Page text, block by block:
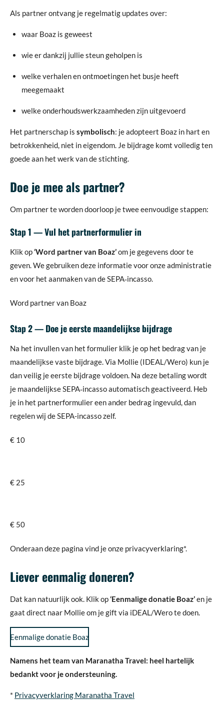
Als partner ontvang je regelmatig updates over:
waar Boaz is geweest
wie er dankzij jullie steun geholpen is
welke verhalen en ontmoetingen het busje heeft
meegemaakt
welke onderhoudswerkzaamheden zijn uitgevoerd
Het partnerschap is symbolisch: je adopteert Boaz in hart en
betrokkenheid, niet in eigendom. Je bijdrage komt volledig ten
goede aan het werk van de stichting.
Doe je mee als partner?
Om partner te worden doorloop je twee eenvoudige stappen:
Stap 1 — Vul het partnerformulier in
Klik op‘Word partner van Boaz’om je gegevens door te
geven. We gebruiken deze informatie voor onze administratie
en voor het aanmaken van de SEPA‑incasso.
Word partner van Boaz
Stap 2 — Doe je eerste maandelijkse bijdrage
Na het invullen van het formulier klik je op het bedrag van je
maandelijkse vaste bijdrage. Via Mollie (IDEAL/Wero) kun je
dan veilig je eerste bijdrage voldoen. Na deze betaling wordt
je maandelijkse SEPA‑incasso automatisch geactiveerd. Heb
je in het partnerformulier een ander bedrag ingevuld, dan
regelen wij de SEPA-incasso zelf.
€ 10
€ 25
€ 50
Onderaan deze pagina vind je onze privacyverklaring*.
Liever eenmalig doneren?
Dat kan natuurlijk ook. Klik op‘Eenmalige donatie Boaz’en je
gaat direct naar Mollie om je gift via iDEAL/Wero te doen.
Eenmalige donatie Boaz
Namens het team van Maranatha Travel: heel hartelijk
bedankt voor je ondersteuning.
* Privacyverklaring Maranatha Travel